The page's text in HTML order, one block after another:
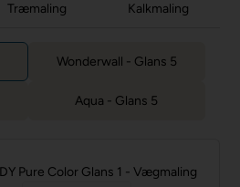
Træmaling Kalkmaling
Wonderwall - Glans 5
Aqua - Glans 5
Pure Color Glans 1 - Vægmaling